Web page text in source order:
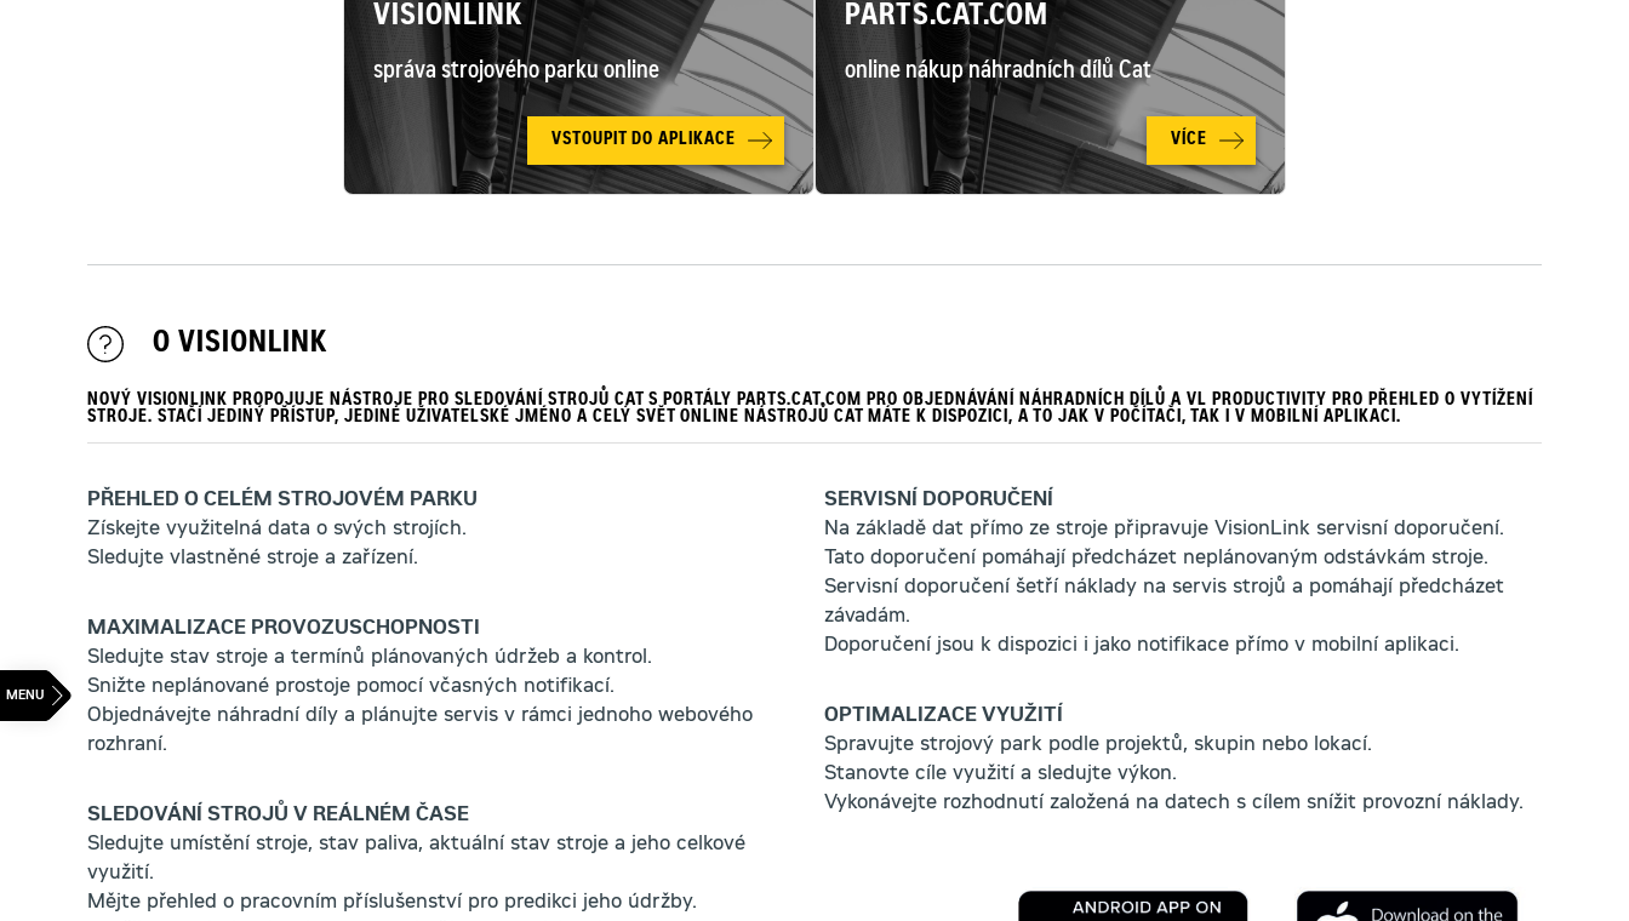
VISIONLINK
správa strojového parku online
VSTOUPIT DO APLIKACE
PARTS.CAT.COM
online nákup náhradních dílů Cat
VÍCE
O VISIONLINK
NOVÝ VISIONLINK PROPOJUJE NÁSTROJE PRO SLEDOVÁNÍ STROJŮ CAT S PORTÁLY PARTS.CAT.COM PRO OBJEDNÁVÁNÍ NÁHRADNÍCH DÍLŮ A VL PRODUCTIVITY PRO PŘEHLED O VYTÍŽENÍ
STROJE. STAČÍ JEDINÝ PŘÍSTUP, JEDINÉ UŽIVATELSKÉ JMÉNO A CELÝ SVĚT ONLINE NÁSTROJŮ CAT MÁTE K DISPOZICI, A TO JAK V POČÍTAČI, TAK I V MOBILNÍ APLIKACI.
PŘEHLED O CELÉM STROJOVÉM PARKU
Získejte využitelná data o svých strojích.
Sledujte vlastněné stroje a zařízení.
MAXIMALIZACE PROVOZUSCHOPNOSTI
Sledujte stav stroje a termínů plánovaných údržeb a kontrol.
Snižte neplánované prostoje pomocí včasných notifikací.
Objednávejte náhradní díly a plánujte servis v rámci jednoho webového
rozhraní.
SLEDOVÁNÍ STROJŮ V REÁLNÉM ČASE
Sledujte umístění stroje, stav paliva, aktuální stav stroje a jeho celkové
využití.
Mějte přehled o pracovním příslušenství pro predikci jeho údržby.
SERVISNÍ DOPORUČENÍ
Na základě dat přímo ze stroje připravuje VisionLink servisní doporučení.
Tato doporučení pomáhají předcházet neplánovaným odstávkám stroje.
Servisní doporučení šetří náklady na servis strojů a pomáhají předcházet
závadám.
Doporučení jsou k dispozici i jako notifikace přímo v mobilní aplikaci.
OPTIMALIZACE VYUŽITÍ
Spravujte strojový park podle projektů, skupin nebo lokací.
Stanovte cíle využití a sledujte výkon.
Vykonávejte rozhodnutí založená na datech s cílem snížit provozní náklady.